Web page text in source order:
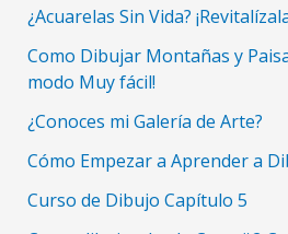
¿Acuarelas Sin Vida?
Como Dibujar Montañas y
modo Muy fácil!
¿Conoces mi Galería de Arte?
Cómo Empezar a Aprender a
Curso de Dibujo Capítulo 5